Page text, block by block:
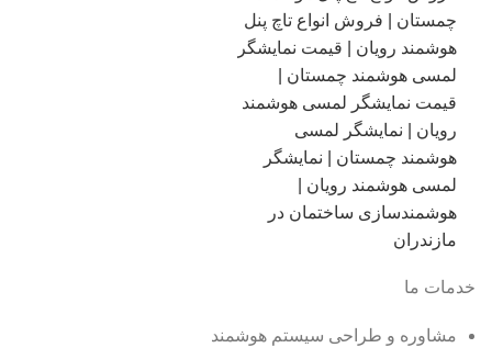
خدمات ما
مشاوره و طراحی سیستم هوشمند